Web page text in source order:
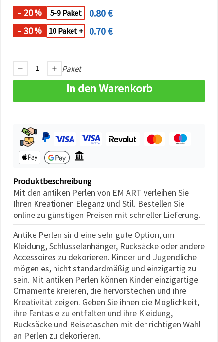
individuell
festlegen.
Ihre
Einwilligung
Impressum
Richtlinie
Alle
akzeptieren
Cookie-
- 20% 5-9 Paket
0.80 €
- 30% 10 Paket + 0.70 €
Paket
In den Warenkorb
Produktbeschreibung
Mit den antiken Perlen von EM ART verleihen Sie
Ihren Kreationen Eleganz und Stil. Bestellen Sie
online zu günstigen Preisen mit schneller Lieferung.
Antike Perlen sind eine sehr gute Option, um
Kleidung, Schlüsselanhänger, Rucksäcke oder andere
Accessoires zu dekorieren. Kinder und Jugendliche
mögen es, nicht standardmäßig und einzigartig zu
sein. Mit antiken Perlen können Kinder einzigartige
Ornamente kreieren, die hervorstechen und ihre
Kreativität zeigen. Geben Sie ihnen die Möglichkeit,
ihre Fantasie zu entfalten und ihre Kleidung,
Rucksäcke und Reisetaschen mit der richtigen Wahl
an Perlen zu dekorieren.